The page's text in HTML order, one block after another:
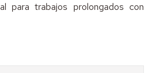
para trabajos prolongados con